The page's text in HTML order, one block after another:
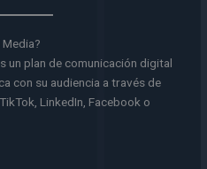
un plan de comunicación digital
con su audiencia a través de
LinkedIn, Facebook o